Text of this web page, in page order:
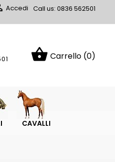
Accedi Call us: 0836 562501
shopping_basket Carrello (0)
CAVALLI